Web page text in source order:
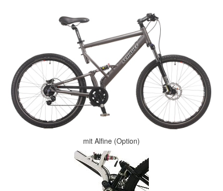
mit Alfine (Option)